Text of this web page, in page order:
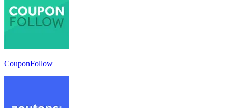
CouponFollow